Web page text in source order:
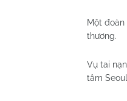
Một
thương.
Vụ tai
tâm